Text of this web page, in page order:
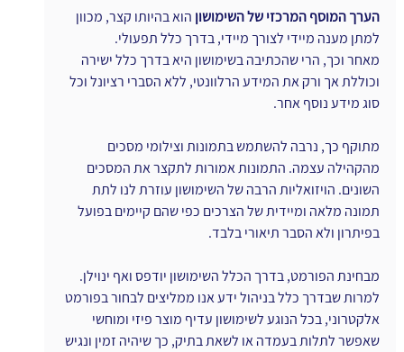
הערך המוסף המרכזי של השימושון הוא בהיותו קצר, מכוון
למתן מענה מיידי לצורך מיידי, בדרך כלל תפעולי.
מאחר וכך, הרי שהכתיבה בשימושון היא בדרך כלל ישירה
וכוללת אך ורק את המידע הרלוונטי, ללא הסברי רציונל וכל
סוג מידע נוסף אחר.
מתוקף כך, נרבה להשתמש בתמונות וצילומי מסכים
מהקהילה עצמה. התמונות אמורות לתקצר את המסכים
השונים. הויזואליות הרבה של השימושון עוזרת לנו לתת
תמונה מלאה ומיידית של הצרכים כפי שהם קיימים בפועל
בפיתרון ולא הסבר תיאורי בלבד.
מבחינת הפורמט, בדרך הכלל השימושון יודפס ואף ינוילן.
למרות שבדרך כלל בניהול ידע אנו ממליצים לבחור בפורמט
אלקטרוני, בכל הנוגע לשימושון עדיף מוצר פיזי ומוחשי
שאפשר לתלות בעמדה או לשאת בתיק, כך שיהיה זמין ונגיש